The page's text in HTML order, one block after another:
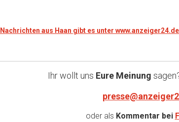
aus Haan gibt es unter
Ihr wollt uns Eure Meinung
oder als Kommentar bei